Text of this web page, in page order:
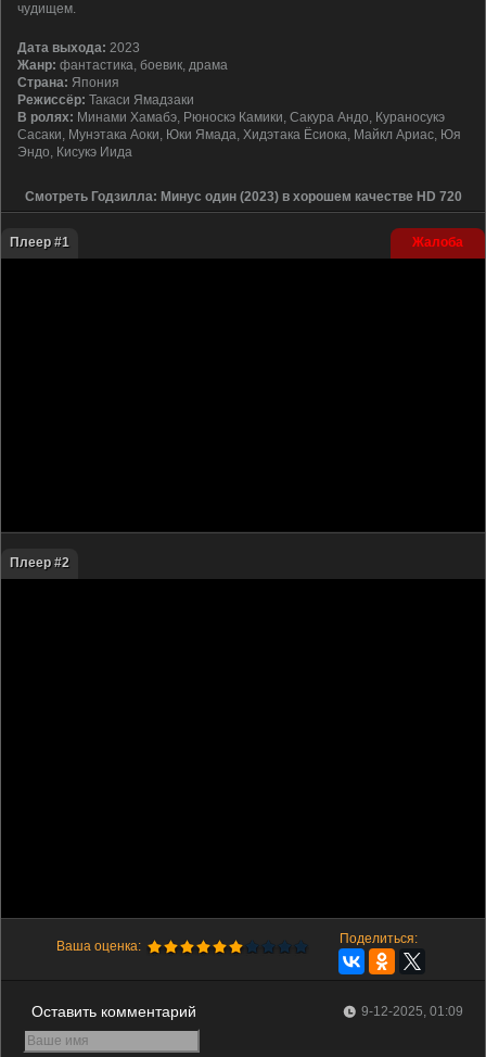
чудищем.
Дата выхода: 2023
Жанр: фантастика, боевик, драма
Страна: Япония
Режиссёр: Такаси Ямадзаки
В ролях: Минами Хамабэ, Рюноскэ Камики, Сакура Андо, Кураносукэ
Сасаки, Мунэтака Аоки, Юки Ямада, Хидэтака Ёсиока, Майкл Ариас, Юя
Эндо, Кисукэ Иида
Смотреть Годзилла: Минус один (2023) в хорошем качестве HD 720
Плеер #1 Жалоба
Плеер #2
Ваша оценка: Поделиться:
Оставить комментарий 9-12-2025, 01:09